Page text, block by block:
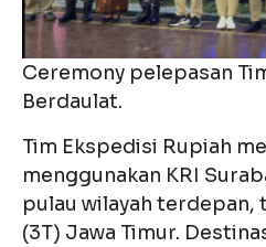
Ceremony pelepasan
Berdaulat.
Tim Ekspedisi Rupiah
menggunakan KRI
pulau wilayah
(3T) Jawa Timur.